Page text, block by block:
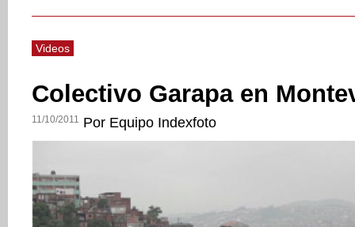
Videos
Colectivo Garapa en
11/10/2011 Por Equipo Indexfoto